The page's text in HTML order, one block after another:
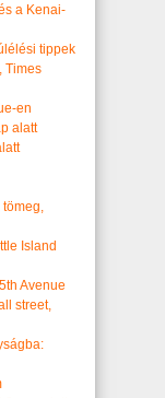
a Kenai-
tippek
Times
en
alatt
Island
Avenue
street,